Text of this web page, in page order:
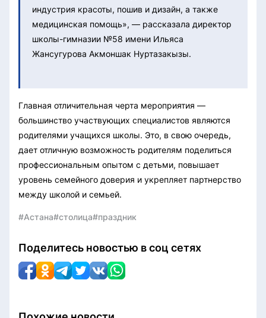
индустрия красоты, пошив и дизайн, а также
медицинская помощь», — рассказала директор
школы-гимназии №58 имени Ильяса
Жансугурова Акмоншак Нуртазакызы.
Главная отличительная черта мероприятия —
большинство участвующих специалистов являются
родителями учащихся школы. Это, в свою очередь,
дает отличную возможность родителям поделиться
профессиональным опытом с детьми, повышает
уровень семейного доверия и укрепляет партнерство
между школой и семьей.
#Астана#столица#праздник
Поделитесь новостью в соц сетях